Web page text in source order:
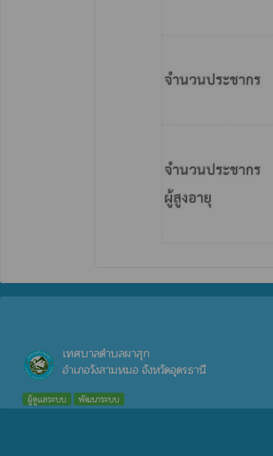
เทศบาลตำบลผาสุก
อำเภอวังสามหมอ จังหวัดอุดรธานี
ผู้ดูแลระบบ พัฒนาระบบ